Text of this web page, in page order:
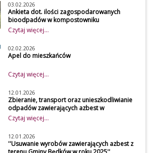
03.02.2026
Ankieta dot. ilości zagospodarowanych
bioodpadów w kompostowniku
przydomowym w 2026 roku
Szanowni mieszkańcy
Z uwagi na obowiązek
osiągnięcia wymaganego
gminę, udostępniamy do
wypełnienia przez mieszkańców
naszej gminy ankietę, która
dotyczy zagospodarowania
bioodpadów w kompostowniku
przydomowym. Dane zawarte w
ankiecie będą wykorzystywane
Czytaj więcej...
02.02.2026
Apel do mieszkańców
Czytaj więcej...
12.01.2026
Zbieranie, transport oraz unieszkodliwianie
odpadów zawierających azbest w
gospodarstwach rolnych z terenu Gminy
Będków
Czytaj więcej...
12.01.2026
''Usuwanie wyrobów zawierających azbest z